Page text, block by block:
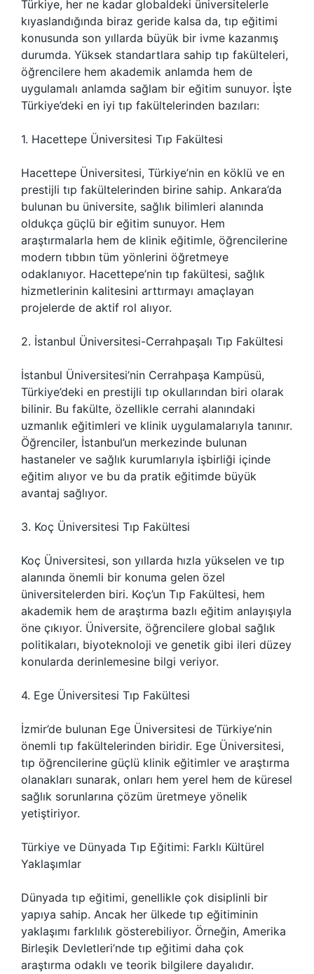
Türkiye, her ne kadar globaldeki üniversitelerle
kıyaslandığında biraz geride kalsa da, tıp eğitimi
konusunda son yıllarda büyük bir ivme kazanmış
durumda. Yüksek standartlara sahip tıp fakülteleri,
öğrencilere hem akademik anlamda hem de
uygulamalı anlamda sağlam bir eğitim sunuyor. İşte
Türkiye’deki en iyi tıp fakültelerinden bazıları:
1. Hacettepe Üniversitesi Tıp Fakültesi
Hacettepe Üniversitesi, Türkiye’nin en köklü ve en
prestijli tıp fakültelerinden birine sahip. Ankara’da
bulunan bu üniversite, sağlık bilimleri alanında
oldukça güçlü bir eğitim sunuyor. Hem
araştırmalarla hem de klinik eğitimle, öğrencilerine
modern tıbbın tüm yönlerini öğretmeye
odaklanıyor. Hacettepe’nin tıp fakültesi, sağlık
hizmetlerinin kalitesini arttırmayı amaçlayan
projelerde de aktif rol alıyor.
2. İstanbul Üniversitesi-Cerrahpaşalı Tıp Fakültesi
İstanbul Üniversitesi’nin Cerrahpaşa Kampüsü,
Türkiye’deki en prestijli tıp okullarından biri olarak
bilinir. Bu fakülte, özellikle cerrahi alanındaki
uzmanlık eğitimleri ve klinik uygulamalarıyla tanınır.
Öğrenciler, İstanbul’un merkezinde bulunan
hastaneler ve sağlık kurumlarıyla işbirliği içinde
eğitim alıyor ve bu da pratik eğitimde büyük
avantaj sağlıyor.
3. Koç Üniversitesi Tıp Fakültesi
Koç Üniversitesi, son yıllarda hızla yükselen ve tıp
alanında önemli bir konuma gelen özel
üniversitelerden biri. Koç’un Tıp Fakültesi, hem
akademik hem de araştırma bazlı eğitim anlayışıyla
öne çıkıyor. Üniversite, öğrencilere global sağlık
politikaları, biyoteknoloji ve genetik gibi ileri düzey
konularda derinlemesine bilgi veriyor.
4. Ege Üniversitesi Tıp Fakültesi
İzmir’de bulunan Ege Üniversitesi de Türkiye’nin
önemli tıp fakültelerinden biridir. Ege Üniversitesi,
tıp öğrencilerine güçlü klinik eğitimler ve araştırma
olanakları sunarak, onları hem yerel hem de küresel
sağlık sorunlarına çözüm üretmeye yönelik
yetiştiriyor.
Türkiye ve Dünyada Tıp Eğitimi: Farklı Kültürel
Yaklaşımlar
Dünyada tıp eğitimi, genellikle çok disiplinli bir
yapıya sahip. Ancak her ülkede tıp eğitiminin
yaklaşımı farklılık gösterebiliyor. Örneğin, Amerika
Birleşik Devletleri’nde tıp eğitimi daha çok
araştırma odaklı ve teorik bilgilere dayalıdır.